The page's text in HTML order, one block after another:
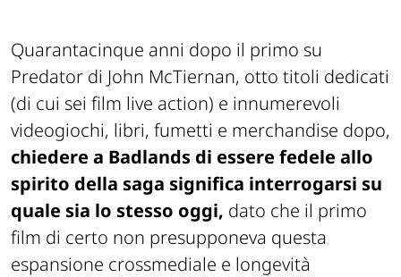
Quarantacinque anni dopo il primo su
Predator di John McTiernan, otto titoli dedicati
(di cui sei film live action) e innumerevoli
videogiochi, libri, fumetti e merchandise dopo,
chiedere a Badlands di essere fedele allo
spirito della saga significa interrogarsi su
quale sia lo stesso oggi, dato che il primo
film di certo non presupponeva questa
espansione crossmediale e longevità